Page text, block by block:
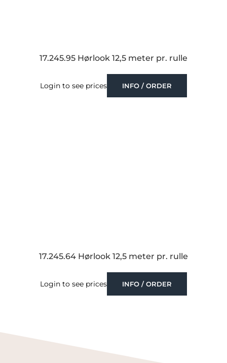
17.245.95 Hørlook 12,5 meter pr. rulle
Login to see prices INFO / ORDER
17.245.64 Hørlook 12,5 meter pr. rulle
Login to see prices INFO / ORDER